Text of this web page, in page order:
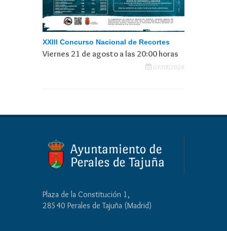
XXIII Concurso Nacional de Recortes
Viernes 21 de agosto a las 20:00 horas
03/08/2026
Plaza de la Constitución 1,
28540 Perales de Tajuña (Madrid)